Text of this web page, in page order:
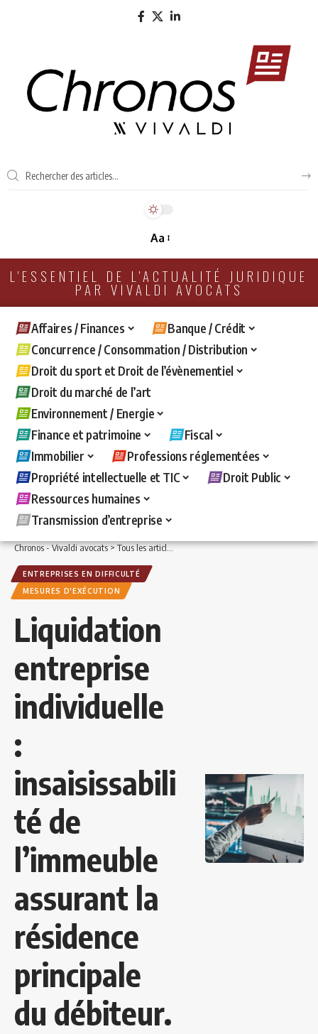
Aa
L'ESSENTIEL DE L'ACTUALITÉ JURIDIQUE
PAR VIVALDI AVOCATS
Affaires / Finances
Banque / Crédit
Concurrence / Consommation / Distribution
Droit du sport et Droit de l’évènementiel
Droit du marché de l’art
Environnement / Energie
Finance et patrimoine
Fiscal
Immobilier
Professions réglementées
Propriété intellectuelle et TIC
Droit Public
Ressources humaines
Transmission d’entreprise
Chronos - Vivaldi avocats>Tous les articles >Affaires / Finances>Entreprises en
ENTREPRISES EN DIFFICULTÉ
MESURES D'EXÉCUTION
Liquidation
entreprise
individuelle
:
insaisissabili
té de
l’immeuble
assurant la
résidence
principale
du débiteur.